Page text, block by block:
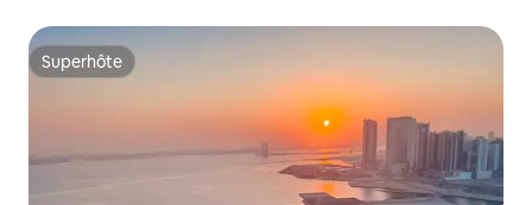
Superhôte
Superhôte